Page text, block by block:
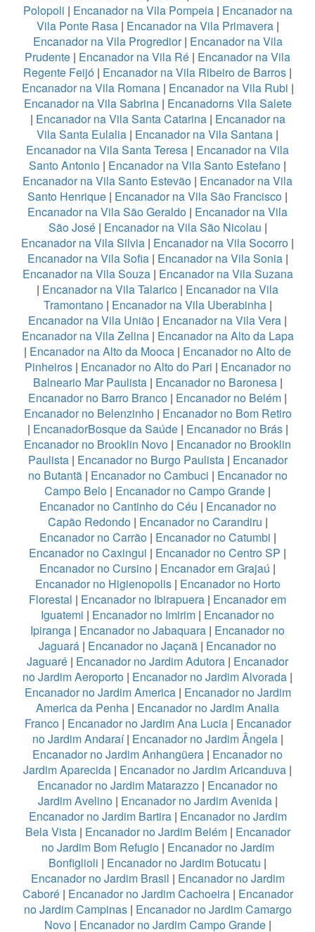
Polopoli | Encanador na Vila Pompeia| Encanador na
Vila Ponte Rasa| Encanador na Vila Primavera|
Encanador na Vila Progredior| Encanador na Vila
Prudente | Encanador na Vila Ré | Encanador na Vila
Regente Feijó | Encanador na Vila Ribeiro de Barros |
Encanador na Vila Romana| Encanador na Vila Rubi |
Encanador na Vila Sabrina| Encanadorns Vila Salete
| Encanador na Vila Santa Catarina| Encanador na
Vila Santa Eulalia | Encanador na Vila Santana |
Encanador na Vila Santa Teresa | Encanador na Vila
Santo Antonio | Encanador na Vila Santo Estefano |
Encanador na Vila Santo Estevão | Encanador na Vila
Santo Henrique | Encanador na Vila São Francisco |
Encanador na Vila São Geraldo | Encanador na Vila
São José| Encanador na Vila São Nicolau |
Encanador na Vila Silvia | Encanador na Vila Socorro |
Encanador na Vila Sofia| Encanador na Vila Sonia|
Encanador na Vila Souza| Encanador na Vila Suzana
| Encanador na Vila Talarico | Encanador na Vila
Tramontano| Encanador na Vila Uberabinha|
Encanador na Vila União | Encanador na Vila Vera |
Encanador na Vila Zelina| Encanador na Alto da Lapa
| Encanador na Alto da Mooca | Encanador no Alto de
Pinheiros| Encanador no Alto do Pari | Encanador no
Balneario Mar Paulista| Encanador no Baronesa|
Encanador no Barro Branco | Encanador no Belém |
Encanador no Belenzinho| Encanador no Bom Retiro
| EncanadorBosque da Saúde| Encanador no Brás|
Encanador no Brooklin Novo | Encanador no Brooklin
Paulista| Encanador no Burgo Paulista| Encanador
no Butantã| Encanador no Cambuci | Encanador no
Campo Belo | Encanador no Campo Grande |
Encanador no Cantinho do Céu | Encanador no
Capão Redondo| Encanador no Carandiru |
Encanador no Carrão| Encanador no Catumbi |
Encanador no Caxingui | Encanador no Centro SP |
Encanador no Cursino | Encanador em Grajaú |
Encanador no Higienopolis| Encanador no Horto
Florestal | Encanador no Ibirapuera | Encanador em
Iguatemi | Encanador no Imirim | Encanador no
Ipiranga | Encanador no Jabaquara | Encanador no
Jaguará | Encanador no Jaçanã | Encanador no
Jaguaré | Encanador no Jardim Adutora | Encanador
no Jardim Aeroporto | Encanador no Jardim Alvorada |
Encanador no Jardim America| Encanador no Jardim
America da Penha | Encanador no Jardim Analia
Franco| Encanador no Jardim Ana Lucia| Encanador
no Jardim Andaraí| Encanador no Jardim Ângela|
Encanador no Jardim Anhangüera | Encanador no
Jardim Aparecida | Encanador no Jardim Aricanduva |
Encanador no Jardim Matarazzo | Encanador no
Jardim Avelino| Encanador no Jardim Avenida|
Encanador no Jardim Bartira| Encanador no Jardim
Bela Vista| Encanador no Jardim Belém| Encanador
no Jardim Bom Refugio| Encanador no Jardim
Bonfiglioli | Encanador no Jardim Botucatu |
Encanador no Jardim Brasil | Encanador no Jardim
Caboré| Encanador no Jardim Cachoeira| Encanador
no Jardim Campinas| Encanador no Jardim Camargo
Novo| Encanador no Jardim Campo Grande|